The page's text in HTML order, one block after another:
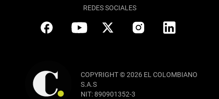
REDES SOCIALES
COPYRIGHT © 2026 EL COLOMBIANO
S.A.S
NIT: 890901352-3